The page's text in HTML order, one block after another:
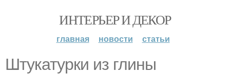
ИНТЕРЬЕР И ДЕКОР
главная новости статьи
Штукатурки из глины